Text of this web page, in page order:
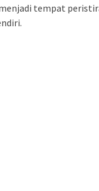
tempat